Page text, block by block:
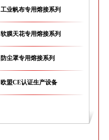
工业帆布专用熔接系列
软膜天花专用熔接系列
防尘罩专用熔接系列
欧盟CE认证生产设备